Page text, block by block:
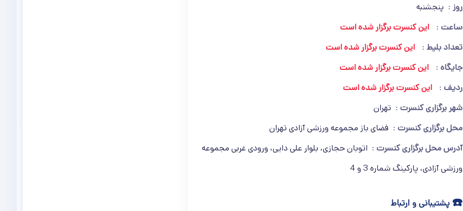
روز
پنجشنبه
ساعت
این کنسرت برگزار شده است
تعداد بلیط
این کنسرت برگزار شده است
جایگاه
این کنسرت برگزار شده است
ردیف
این کنسرت برگزار شده است
شهر برگزاری کنسرت
تهران
محل برگزاری کنسرت
فضای باز مجموعه ورزشی آزادی تهران
آدرس محل برگزاری کنسرت
اتوبان حجازی، بلوار علی دایی، ورودی غربی مجموعه
ورزشی آزادی، پارکینگ شماره 3 و 4
☎️ پشتیبانی و ارتباط